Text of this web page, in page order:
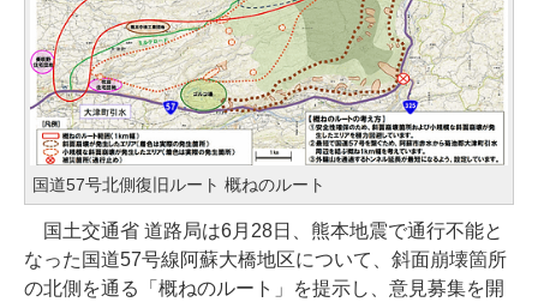
国道57号北側復旧ルート 概ねのルート
国土交通省 道路局は6月28日、熊本地震で通行不能と
なった国道57号線阿蘇大橋地区について、斜面崩壊箇所
の北側を通る「概ねのルート」を提示し、意見募集を開